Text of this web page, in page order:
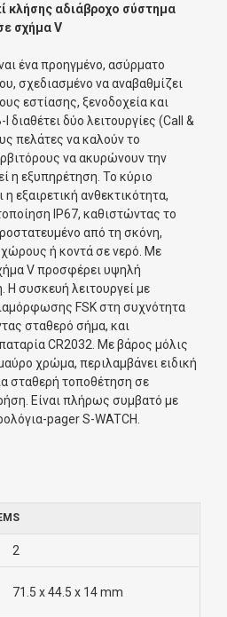
κλήσης αδιάβροχο σύστημα
σχήμα V
ένα προηγμένο, ασύρματο
σχεδιασμένο να αναβαθμίζει
εστίασης, ξενοδοχεία και
διαθέτει δύο λειτουργίες (Call &
πελάτες να καλούν το
να ακυρώνουν την
η εξυπηρέτηση. Το κύριο
εξαιρετική ανθεκτικότητα,
IP67, καθιστώντας το
από τη σκόνη,
χώρους ή κοντά σε νερό. Με
V προσφέρει υψηλή
Η συσκευή λειτουργεί με
FSK στη συχνότητα
σταθερό σήμα, και
CR2032. Με βάρος μόλις
χρώμα, περιλαμβάνει ειδική
σταθερή τοποθέτηση σε
Είναι πλήρως συμβατό με
pager S-WATCH.
2
71.5 x 44.5 x 14 mm